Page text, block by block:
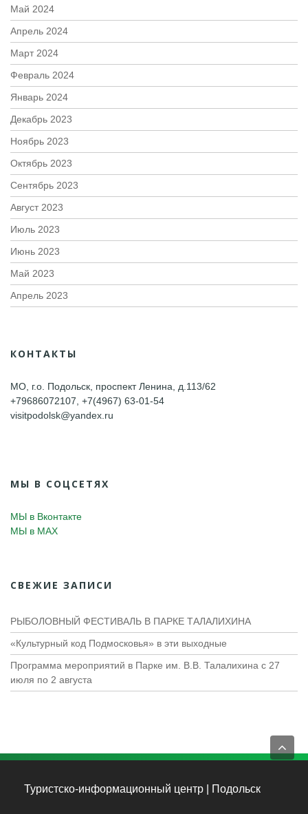
Май 2024
Апрель 2024
Март 2024
Февраль 2024
Январь 2024
Декабрь 2023
Ноябрь 2023
Октябрь 2023
Сентябрь 2023
Август 2023
Июль 2023
Июнь 2023
Май 2023
Апрель 2023
КОНТАКТЫ
МО, г.о. Подольск, проспект Ленина, д.113/62
+79686072107, +7(4967) 63-01-54
visitpodolsk@yandex.ru
МЫ В СОЦСЕТЯХ
МЫ в Вконтакте
МЫ в MAX
СВЕЖИЕ ЗАПИСИ
РЫБОЛОВНЫЙ ФЕСТИВАЛЬ В ПАРКЕ ТАЛАЛИХИНА
«Культурный код Подмосковья» в эти выходные
Программа мероприятий в Парке им. В.В. Талалихина с 27
июля по 2 августа
Туристско-информационный центр | Подольск